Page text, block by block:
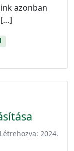
azonban
[…]
2024.